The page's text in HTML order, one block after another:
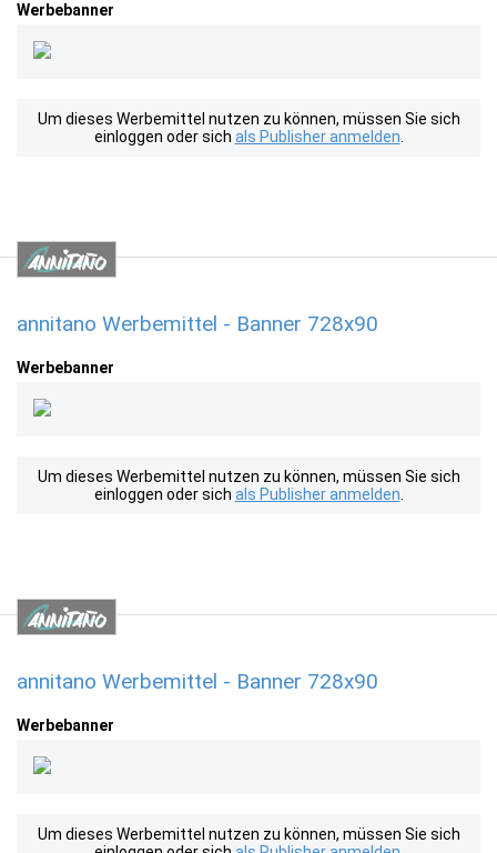
Werbebanner
Um dieses Werbemittel nutzen zu können, müssen Sie sich
einloggen oder sich als Publisher anmelden
annitano Werbemittel - Banner 728x90
Werbebanner
Um dieses Werbemittel nutzen zu können, müssen Sie sich
einloggen oder sich als Publisher anmelden
annitano Werbemittel - Banner 728x90
Werbebanner
Um dieses Werbemittel nutzen zu können, müssen Sie sich